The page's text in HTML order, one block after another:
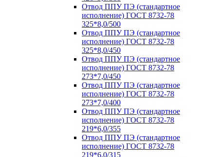
Отвод ППУ ПЭ (стандартное
исполнение) ГОСТ 8732-78
325*8,0/500
Отвод ППУ ПЭ (стандартное
исполнение) ГОСТ 8732-78
325*8,0/450
Отвод ППУ ПЭ (стандартное
исполнение) ГОСТ 8732-78
273*7,0/450
Отвод ППУ ПЭ (стандартное
исполнение) ГОСТ 8732-78
273*7,0/400
Отвод ППУ ПЭ (стандартное
исполнение) ГОСТ 8732-78
219*6,0/355
Отвод ППУ ПЭ (стандартное
исполнение) ГОСТ 8732-78
219*6,0/315